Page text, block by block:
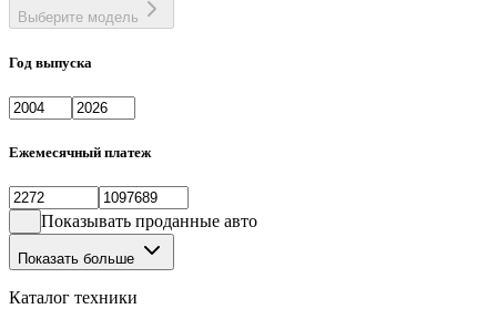
Выберите модель
Год выпуска
Ежемесячный платеж
Показывать проданные авто
Показать больше
Каталог техники